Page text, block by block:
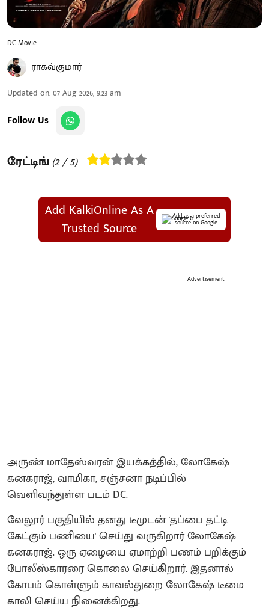
DC Movie
ராகவ்குமார்
Updated on:07 Aug 2026, 9:23 am
Follow Us
ரேட்டிங் (2/ 5)
Add KalkiOnline As A
Trusted Source
Add as a preferred
source on Google
Advertisement
அருண் மாதேஸ்வரன் இயக்கத்தில், லோகேஷ்
கனகராஜ், வாமிகா, சஞ்சனா நடிப்பில்
வெளிவந்துள்ள படம் DC.
வேலூர் பகுதியில் தனது டீமுடன் 'தப்பை தட்டி
கேட்கும் பணியை' செய்து வருகிறார் லோகேஷ்
கனகராஜ். ஒரு ஏழையை ஏமாற்றி பணம் பறிக்கும்
போலீஸ்காரரை கொலை செய்கிறார். இதனால்
கோபம் கொள்ளும் காவல்துறை லோகேஷ் டீமை
காலி செய்ய நினைக்கிறது.